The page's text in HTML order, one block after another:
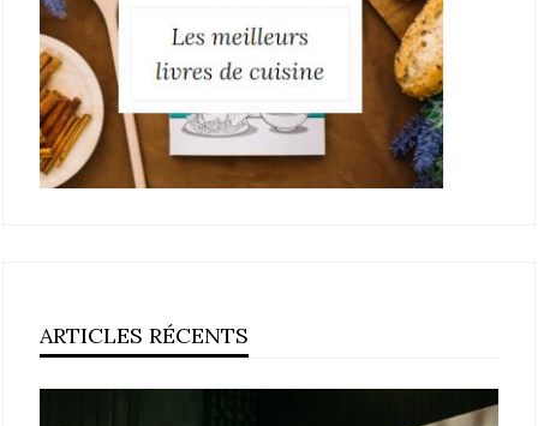
ARTICLES RÉCENTS